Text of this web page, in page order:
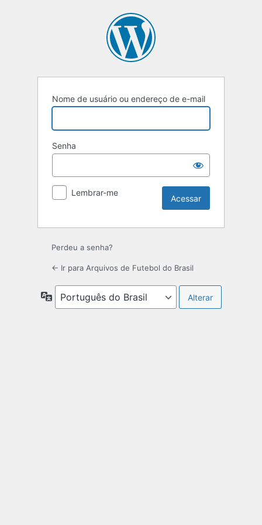
Nome de usuário ou endereço de e-mail
Senha
Lembrar-me
Perdeu a senha?
← Ir para Arquivos de Futebol do Brasil
Idioma